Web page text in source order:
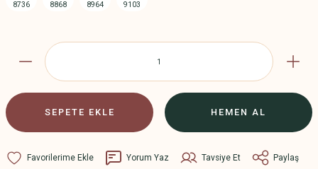
SEPETE EKLE HEMEN AL
Yorum Yaz Tavsiye Et Paylaş